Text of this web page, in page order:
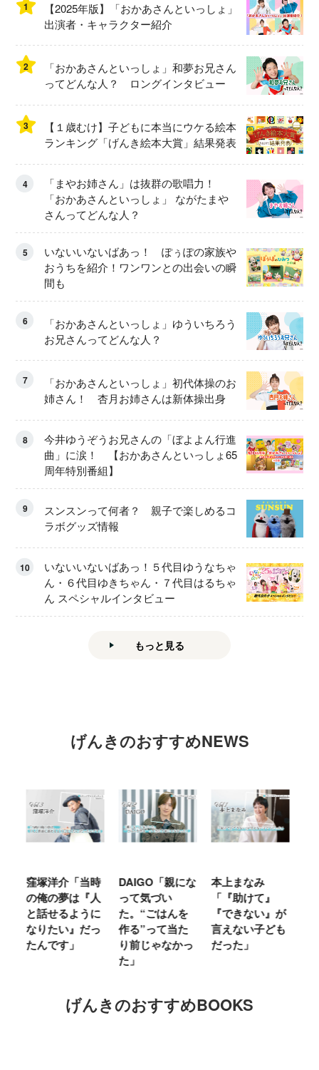
1
【2025年版】「おかあさんといっしょ」
出演者・キャラクター紹介
2
「おかあさんといっしょ」和夢お兄さん
ってどんな人？ ロングインタビュー
3
【１歳むけ】子どもに本当にウケる絵本
ランキング「げんき絵本大賞」結果発表
4
「まやお姉さん」は抜群の歌唱力！
「おかあさんといっしょ」 ながたまや
さんってどんな人？
5
いないいないばあっ！ ぽぅぽの家族や
おうちを紹介！ワンワンとの出会いの瞬
間も
6
「おかあさんといっしょ」ゆういちろう
お兄さんってどんな人？
7
「おかあさんといっしょ」初代体操のお
姉さん！ 杏月お姉さんは新体操出身
8
今井ゆうぞうお兄さんの「ぼよよん行進
曲」に涙！ 【おかあさんといっしょ65
周年特別番組】
9
スンスンって何者？ 親子で楽しめるコ
ラボグッズ情報
10
いないいないばあっ！５代目ゆうなちゃ
ん・６代目ゆきちゃん・７代目はるちゃ
ん スペシャルインタビュー
もっと見る
げんきのおすすめNEWS
DAIGO「親にな
って気づい
た。“ごはんを
作る”って当た
り前じゃなかっ
本上まなみ
「『助けて』
『できない』が
言えない子ども
だった」
千原せいじ「子
育ては自分のイ
ヤな面に直面す
ることが多かっ
た」
げんきのおすすめBOOKS